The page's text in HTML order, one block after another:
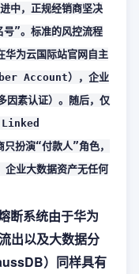
中，正规经销商坚决
”。标准的风控流程
华为云国际站官网自主
Account），企业
素认证）。随后，仅
Linked
扮演“付款人”角色，
企业大数据资产无任何
断系统由于华为
出以及大数据分
）同样具有